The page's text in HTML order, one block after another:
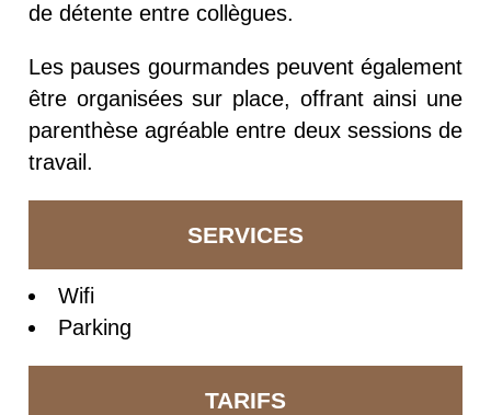
de détente entre collègues.
Les pauses gourmandes peuvent également
être organisées sur place, offrant ainsi une
parenthèse agréable entre deux sessions de
travail.
SERVICES
Wifi
Parking
TARIFS